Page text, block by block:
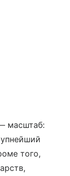
масштаб:
того,